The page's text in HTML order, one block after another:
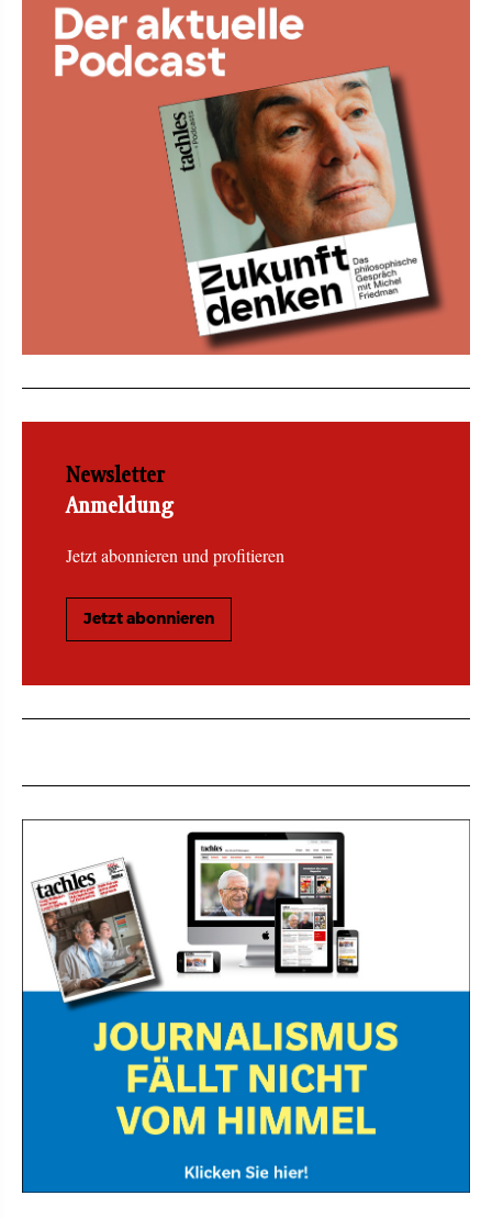
Newsletter
Anmeldung
Jetzt abonnieren und profitieren
Jetzt abonnieren